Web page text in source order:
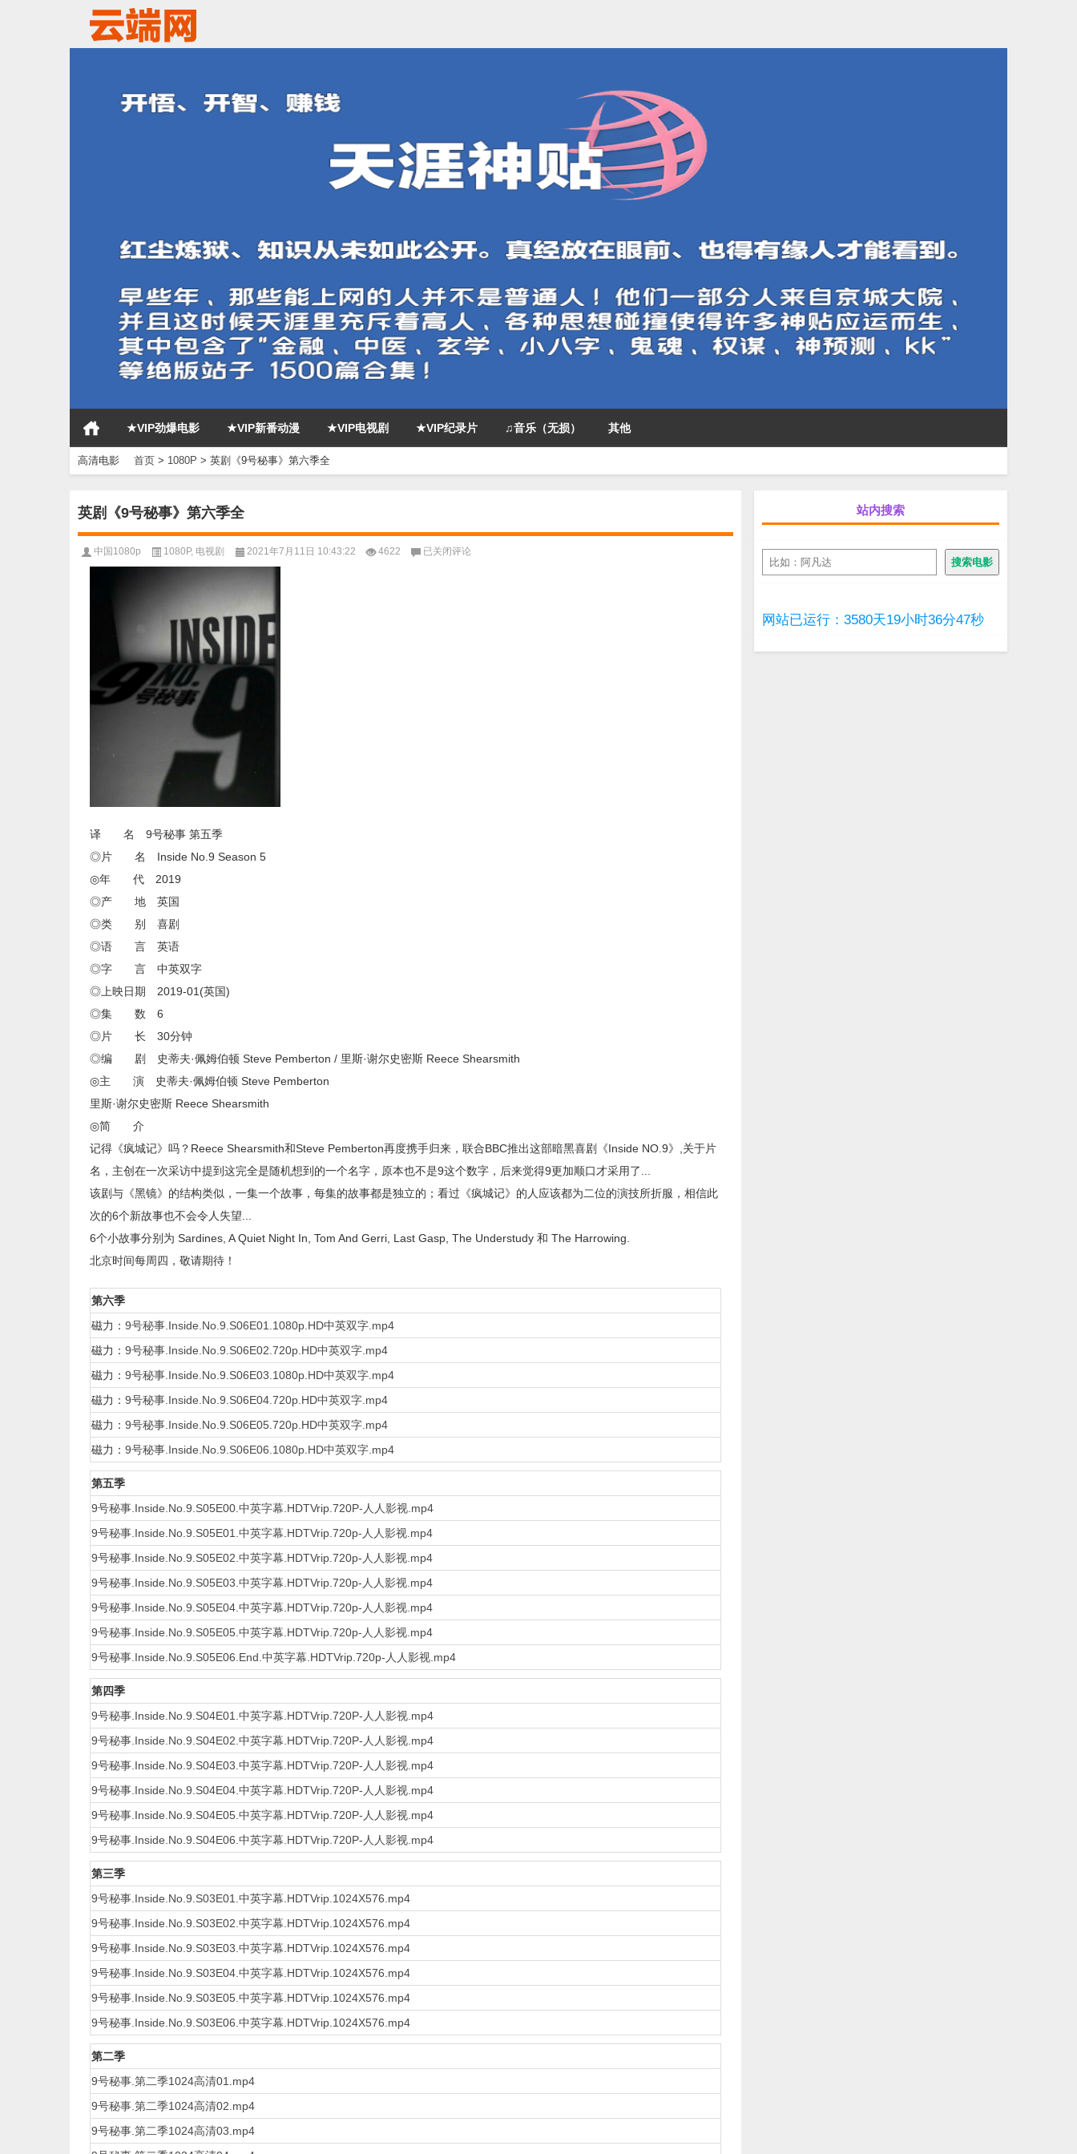
★VIP劲爆电影 ★VIP新番动漫 ★VIP电视剧 ★VIP纪录片 ♫音乐（无损） 其他
高清电影 首页 > 1080P > 英剧《9号秘事》第六季全
站内搜索
搜
索
搜索电影
网站已运行：3580天19小时36分48秒
英剧《9号秘事》第六季全
中国1080p 1080P, 电视剧 2021年7月11日 10:43:22 4622
英
已关闭评论
译 名 9号秘事 第五季
◎片 名 Inside No.9 Season 5
◎年 代 2019
◎产 地 英国
◎类 别 喜剧
◎语 言 英语
◎字 言 中英双字
◎上映日期 2019-01(英国)
◎集 数 6
◎片 长 30分钟
◎编 剧 史蒂夫·佩姆伯顿 Steve Pemberton / 里斯·谢尔史密斯 Reece Shearsmith
◎主 演 史蒂夫·佩姆伯顿 Steve Pemberton
里斯·谢尔史密斯 Reece Shearsmith
◎简 介
记得《疯城记》吗？Reece Shearsmith和Steve Pemberton再度携手归来，联合BBC推出这部暗黑喜剧《Inside NO.9》,关于片
名，主创在一次采访中提到这完全是随机想到的一个名字，原本也不是9这个数字，后来觉得9更加顺口才采用了...
该剧与《黑镜》的结构类似，一集一个故事，每集的故事都是独立的；看过《疯城记》的人应该都为二位的演技所折服，相信此
次的6个新故事也不会令人失望...
6个小故事分别为 Sardines, A Quiet Night In, Tom And Gerri, Last Gasp, The Understudy 和 The Harrowing.
北京时间每周四，敬请期待！
第六季
磁力： 9号秘事.Inside.No.9.S06E01.1080p.HD中英双字.mp4
磁力： 9号秘事.Inside.No.9.S06E02.720p.HD中英双字.mp4
磁力： 9号秘事.Inside.No.9.S06E03.1080p.HD中英双字.mp4
磁力： 9号秘事.Inside.No.9.S06E04.720p.HD中英双字.mp4
磁力： 9号秘事.Inside.No.9.S06E05.720p.HD中英双字.mp4
磁力： 9号秘事.Inside.No.9.S06E06.1080p.HD中英双字.mp4
第五季
9号秘事.Inside.No.9.S05E00.中英字幕.HDTVrip.720P-人人影视.mp4
9号秘事.Inside.No.9.S05E01.中英字幕.HDTVrip.720p-人人影视.mp4
9号秘事.Inside.No.9.S05E02.中英字幕.HDTVrip.720p-人人影视.mp4
9号秘事.Inside.No.9.S05E03.中英字幕.HDTVrip.720p-人人影视.mp4
9号秘事.Inside.No.9.S05E04.中英字幕.HDTVrip.720p-人人影视.mp4
9号秘事.Inside.No.9.S05E05.中英字幕.HDTVrip.720p-人人影视.mp4
9号秘事.Inside.No.9.S05E06.End.中英字幕.HDTVrip.720p-人人影视.mp4
第四季
9号秘事.Inside.No.9.S04E01.中英字幕.HDTVrip.720P-人人影视.mp4
9号秘事.Inside.No.9.S04E02.中英字幕.HDTVrip.720P-人人影视.mp4
9号秘事.Inside.No.9.S04E03.中英字幕.HDTVrip.720P-人人影视.mp4
9号秘事.Inside.No.9.S04E04.中英字幕.HDTVrip.720P-人人影视.mp4
9号秘事.Inside.No.9.S04E05.中英字幕.HDTVrip.720P-人人影视.mp4
9号秘事.Inside.No.9.S04E06.中英字幕.HDTVrip.720P-人人影视.mp4
第三季
9号秘事.Inside.No.9.S03E01.中英字幕.HDTVrip.1024X576.mp4
9号秘事.Inside.No.9.S03E02.中英字幕.HDTVrip.1024X576.mp4
9号秘事.Inside.No.9.S03E03.中英字幕.HDTVrip.1024X576.mp4
9号秘事.Inside.No.9.S03E04.中英字幕.HDTVrip.1024X576.mp4
9号秘事.Inside.No.9.S03E05.中英字幕.HDTVrip.1024X576.mp4
9号秘事.Inside.No.9.S03E06.中英字幕.HDTVrip.1024X576.mp4
第二季
9号秘事.第二季1024高清01.mp4
9号秘事.第二季1024高清02.mp4
9号秘事.第二季1024高清03.mp4